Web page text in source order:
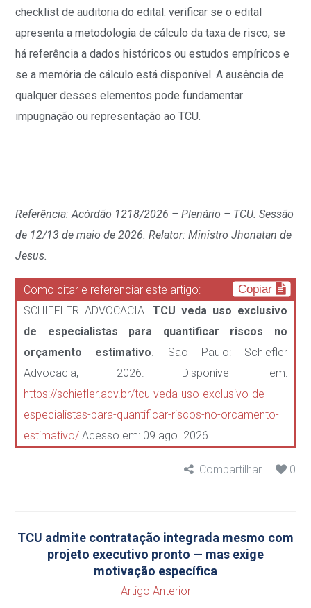
checklist de auditoria do edital: verificar se o edital
apresenta a metodologia de cálculo da taxa de risco, se
há referência a dados históricos ou estudos empíricos e
se a memória de cálculo está disponível. A ausência de
qualquer desses elementos pode fundamentar
impugnação ou representação ao TCU.
Referência: Acórdão 1218/2026 – Plenário – TCU. Sessão
de 12/13 de maio de 2026. Relator: Ministro Jhonatan de
Jesus.
Como citar e referenciar este artigo: Copiar
SCHIEFLER ADVOCACIA.TCU veda uso exclusivo
de especialistas para quantificar riscos no
orçamento estimativo. São Paulo: Schiefler
Advocacia, 2026. Disponível em:
https://schiefler.adv.br/tcu-veda-uso-exclusivo-de-
especialistas-para-quantificar-riscos-no-orcamento-
estimativo/ Acesso em: 09 ago. 2026
Compartilhar 0
TCU admite contratação integrada mesmo com
projeto executivo pronto — mas exige
motivação específica
Artigo Anterior